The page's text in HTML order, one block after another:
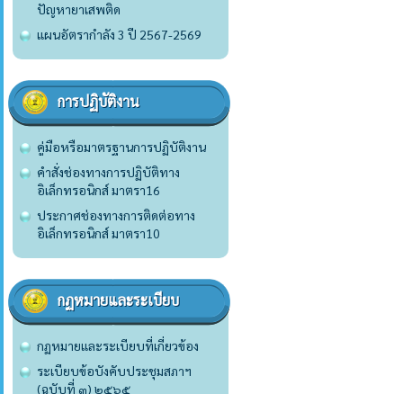
ปัญหายาเสพติด
แผนอัตรากำลัง 3 ปี 2567-2569
การปฏิบัติงาน
คู่มือหรือมาตรฐานการปฏิบัติงาน
คำสั่งช่องทางการปฏิบัติทาง
อิเล็กทรอนิกส์ มาตรา16
ประกาศช่องทางการติดต่อทาง
อิเล็กทรอนิกส์ มาตรา10
กฏหมายและระเบียบ
กฏหมายและระเบียบที่เกี่ยวข้อง
ระเบียบข้อบังคับประชุมสภาฯ
(ฉบับที่ ๓) ๒๕๖๕